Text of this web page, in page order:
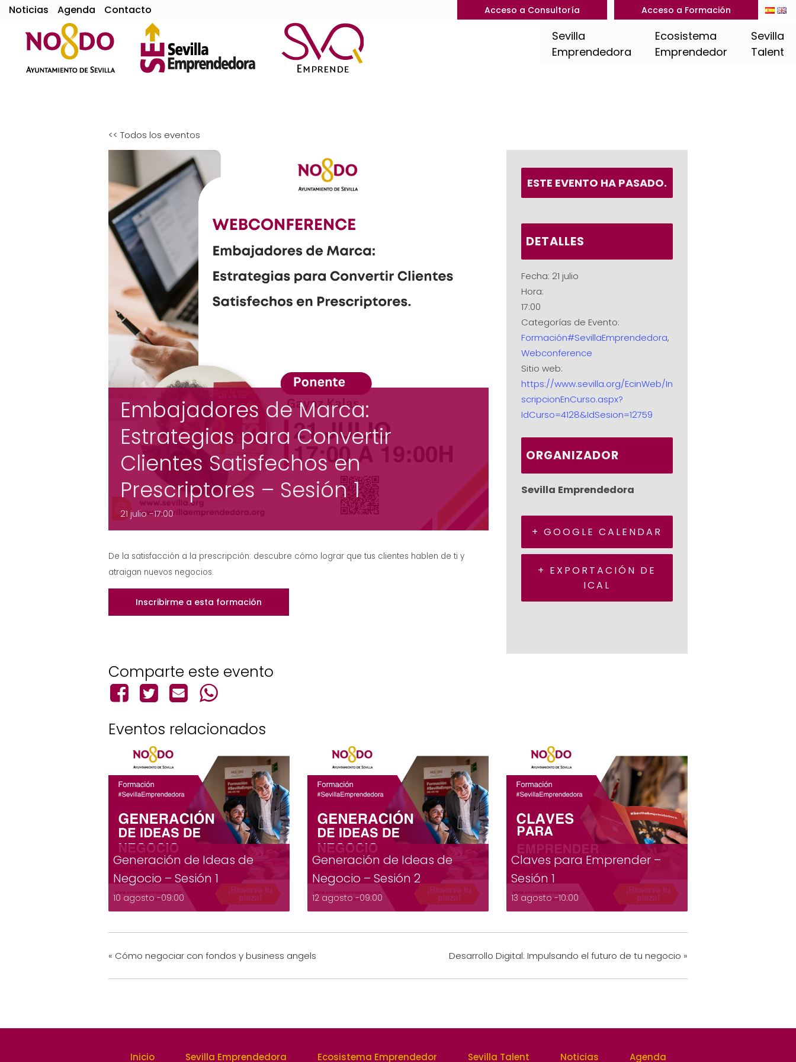
Noticias Agenda Contacto Acceso a Consultoría Acceso a Formación
Sevilla
Emprendedora
Ecosistema
Emprendedor
Sevilla
Talent
<< Todos los eventos
Embajadores de Marca:
Estrategias para Convertir
Clientes Satisfechos en
Prescriptores – Sesión 1
21 julio -17:00
De la satisfacción a la prescripción: descubre cómo lograr que tus clientes hablen de ti y
atraigan nuevos negocios.
Inscribirme a esta formación
Comparte este evento
ESTE EVENTO HA PASADO.
DETALLES
Fecha: 21 julio
Hora:
17:00
Categorías de Evento:
Formación#SevillaEmprendedora,
Webconference
Sitio web:
https://www.sevilla.org/EcinWeb/In
scripcionEnCurso.aspx?
IdCurso=4128&IdSesion=12759
ORGANIZADOR
Sevilla Emprendedora
+ GOOGLE CALENDAR
+ EXPORTACIÓN DE
ICAL
Eventos relacionados
Generación de Ideas de
Negocio – Sesión 1
10 agosto -09:00
Generación de Ideas de
Negocio – Sesión 2
12 agosto -09:00
Claves para Emprender –
Sesión 1
13 agosto -10:00
« Cómo negociar con fondos y business angels Desarrollo Digital: Impulsando el futuro de tu negocio »
Inicio Sevilla Emprendedora Ecosistema Emprendedor Sevilla Talent Noticias Agenda